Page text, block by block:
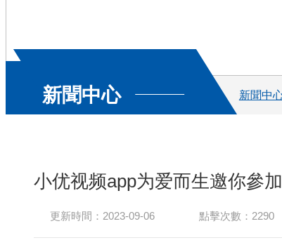
新聞中心 新聞中
小优视频app为爱而生邀你參
更新時間：2023-09-06 點擊次數：2290